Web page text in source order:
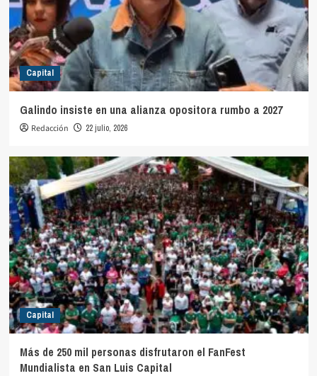
Capital
Galindo insiste en una alianza opositora rumbo a 2027
Redacción 22 julio, 2026
Capital
Más de 250 mil personas disfrutaron el FanFest
Mundialista en San Luis Capital